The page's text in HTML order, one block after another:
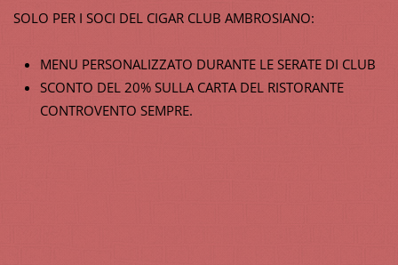
SOLO PER I SOCI DEL CIGAR CLUB AMBROSIANO:
MENU PERSONALIZZATO DURANTE LE SERATE DI CLUB
SCONTO DEL 20% SULLA CARTA DEL RISTORANTE
CONTROVENTO SEMPRE.